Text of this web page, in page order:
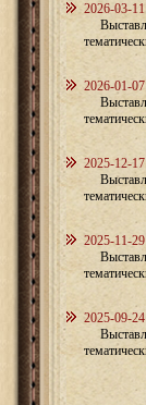
2026-03-
2026-01-
2025-12-
2025-11-
2025-09-